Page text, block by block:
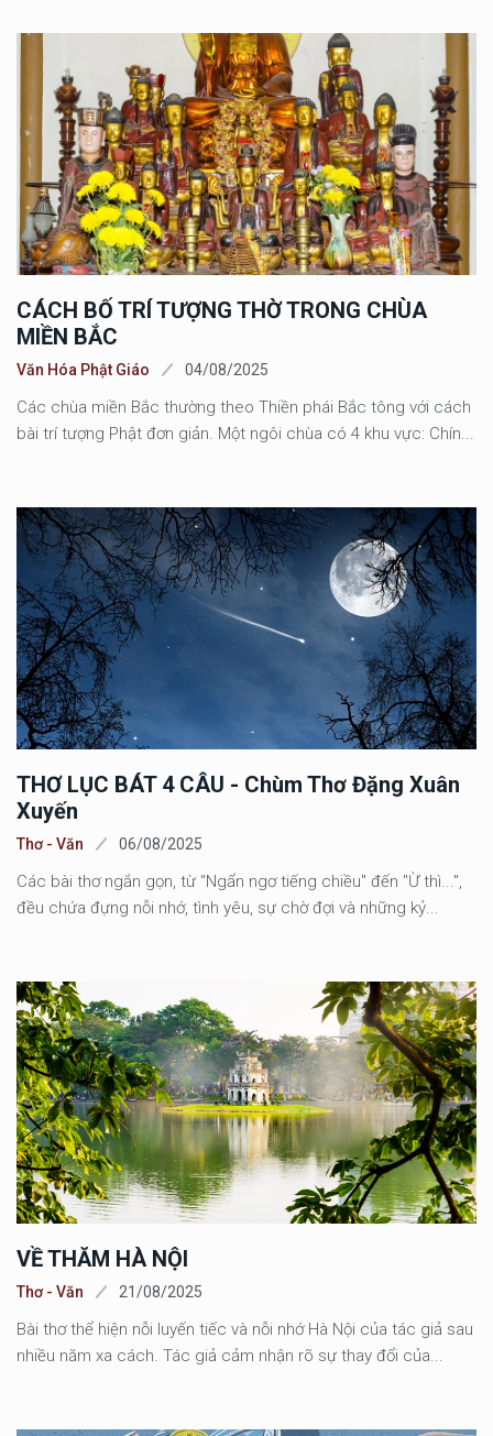
CÁCH BỐ TRÍ TƯỢNG THỜ TRONG CHÙA
MIỀN BẮC
Văn Hóa Phật Giáo 04/08/2025
Các chùa miền Bắc thường theo Thiền phái Bắc tông với cách
bài trí tượng Phật đơn giản. Một ngôi chùa có 4 khu vực: Chín...
THƠ LỤC BÁT 4 CÂU - Chùm Thơ Đặng Xuân
Xuyến
Thơ - Văn 06/08/2025
Các bài thơ ngắn gọn, từ "Ngẩn ngơ tiếng chiều" đến "Ừ thì...",
đều chứa đựng nỗi nhớ, tình yêu, sự chờ đợi và những kỷ...
VỀ THĂM HÀ NỘI
Thơ - Văn 21/08/2025
Bài thơ thể hiện nỗi luyến tiếc và nỗi nhớ Hà Nội của tác giả sau
nhiều năm xa cách. Tác giả cảm nhận rõ sự thay đổi của...